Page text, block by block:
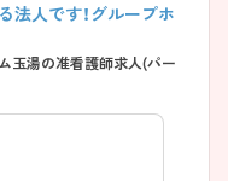
法人です！グループホ
玉湯の准看護師求人(パー